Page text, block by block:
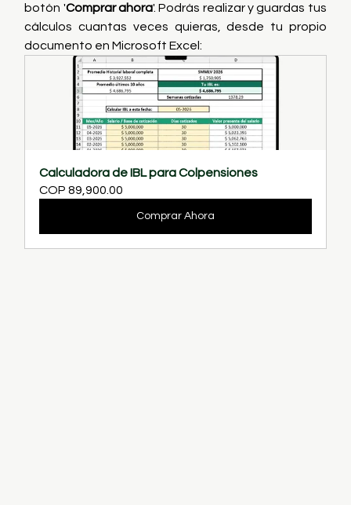
botón 'Comprar ahora'. Podrás realizar y guardas tus
cálculos cuantas veces quieras, desde tu propio
documento en Microsoft Excel:
Calculadora de IBL para Colpensiones
COP 89,900.00
Comprar Ahora